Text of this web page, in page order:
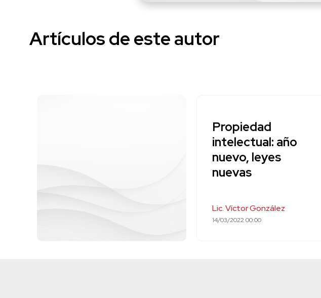
Artículos de este autor
Propiedad
intelectual: año
nuevo, leyes
nuevas
Lic. Víctor González
14/03/2022 00:00